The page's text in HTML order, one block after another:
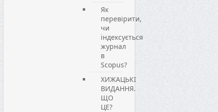
Як
перевірити,
чи
індексується
журнал
в
Scopus?
ХИЖАЦЬКІ
ВИДАННЯ.
ЩО
ЦЕ?